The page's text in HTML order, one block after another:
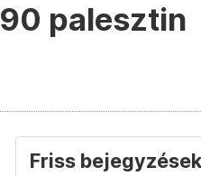
palesztin
Friss bejegyzések